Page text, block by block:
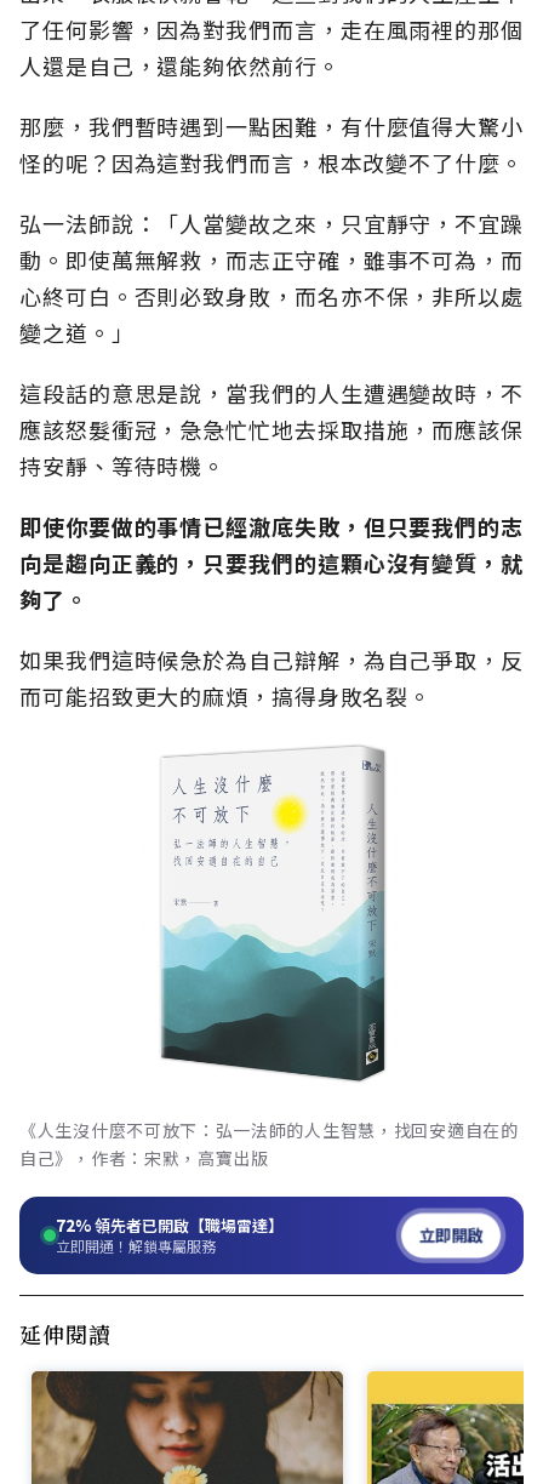
了任何影響，因為對我們而言，走在風雨裡的那個
人還是自己，還能夠依然前行。
那麼，我們暫時遇到一點困難，有什麼值得大驚小
怪的呢？因為這對我們而言，根本改變不了什麼。
弘一法師說：「人當變故之來，只宜靜守，不宜躁
動。即使萬無解救，而志正守確，雖事不可為，而
心終可白。否則必致身敗，而名亦不保，非所以處
變之道。」
這段話的意思是說，當我們的人生遭遇變故時，不
應該怒髮衝冠，急急忙忙地去採取措施，而應該保
持安靜、等待時機。
即使你要做的事情已經澈底失敗，但只要我們的志
向是趨向正義的，只要我們的這顆心沒有變質，就
夠了。
如果我們這時候急於為自己辯解，為自己爭取，反
而可能招致更大的麻煩，搞得身敗名裂。
《人生沒什麼不可放下：弘一法師的人生智慧，找回安適自在的
自己》，作者：宋默，高寶出版
72%領先者已開啟【職場雷達】
立即開通！解鎖專屬服務 立即開啟
延伸閱讀